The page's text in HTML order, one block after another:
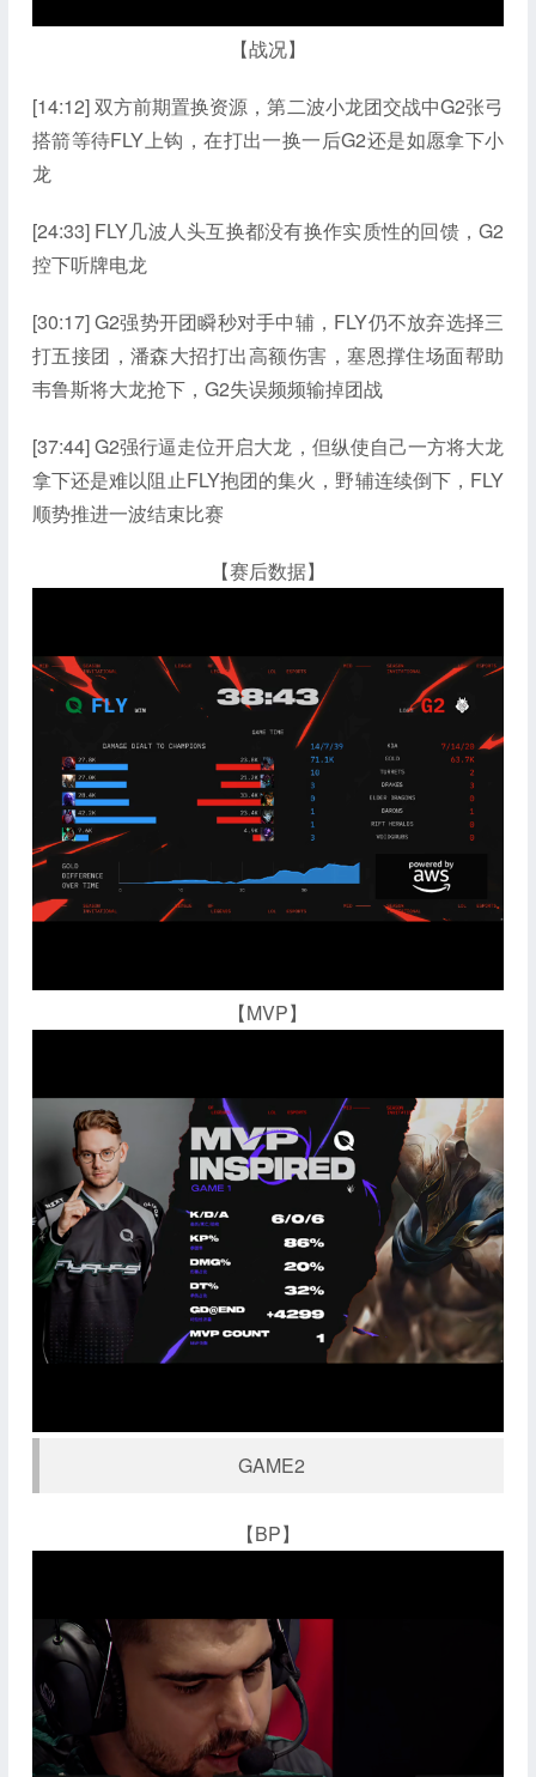
【战况】
[14:12] 双方前期置换资源，第二波小龙团交战中G2张弓
搭箭等待FLY上钩，在打出一换一后G2还是如愿拿下小
龙
[24:33] FLY几波人头互换都没有换作实质性的回馈，G2
控下听牌电龙
[30:17] G2强势开团瞬秒对手中辅，FLY仍不放弃选择三
打五接团，潘森大招打出高额伤害，塞恩撑住场面帮助
韦鲁斯将大龙抢下，G2失误频频输掉团战
[37:44] G2强行逼走位开启大龙，但纵使自己一方将大龙
拿下还是难以阻止FLY抱团的集火，野辅连续倒下，FLY
顺势推进一波结束比赛
【赛后数据】
【MVP】
GAME2
【BP】